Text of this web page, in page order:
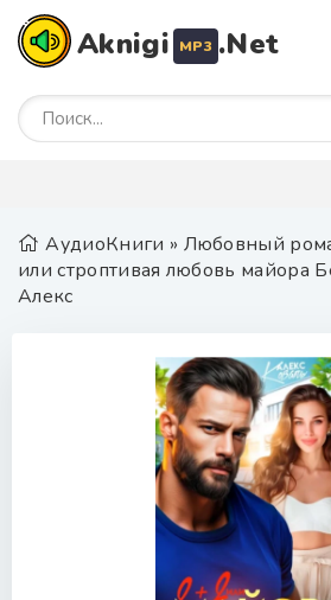
Aknigi MP3 .Net
АудиоКниги » Любовный
или строптивая любовь майора
Алекс